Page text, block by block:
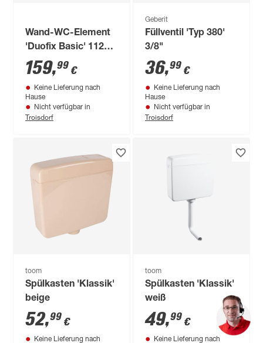
Wand-WC-Element
'Duofix Basic' 112
cm mit Unterputz-
Spülkasten 'Delta'
12 cm, Wandanker
159,99 €
Keine Lieferung nach
Hause
Nicht verfügbar in
Troisdorf
Geberit
Füllventil 'Typ 380'
3/8"
36,99 €
Keine Lieferung nach
Hause
Nicht verfügbar in
Troisdorf
toom
Spülkasten 'Klassik'
beige
52,99 €
Keine Lieferung nach
toom
Spülkasten 'Klassik'
weiß
49,99 €
Keine Lieferung nach